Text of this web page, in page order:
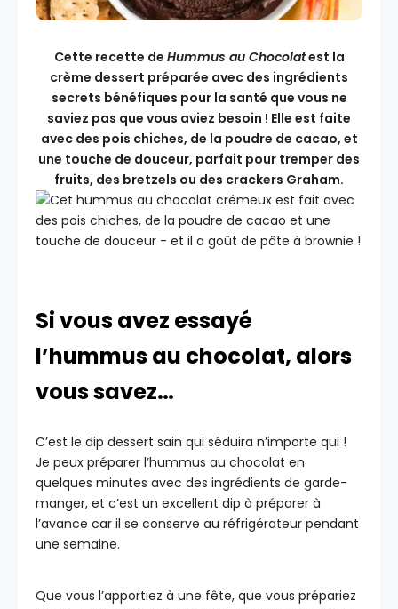
Cette recette de Hummus au Chocolatest la
crème dessert préparée avec des ingrédients
secrets bénéfiques pour la santé que vous ne
saviez pas que vous aviez besoin ! Elle est faite
avec des pois chiches, de la poudre de cacao, et
une touche de douceur, parfait pour tremper des
fruits, des bretzels ou des crackers Graham.
Si vous avez essayé
l’hummus au chocolat, alors
vous savez…
C’est le dip dessert sain qui séduira n’importe qui !
Je peux préparer l’hummus au chocolat en
quelques minutes avec des ingrédients de garde-
manger, et c’est un excellent dip à préparer à
l’avance car il se conserve au réfrigérateur pendant
une semaine.
Que vous l’apportiez à une fête, que vous prépariez